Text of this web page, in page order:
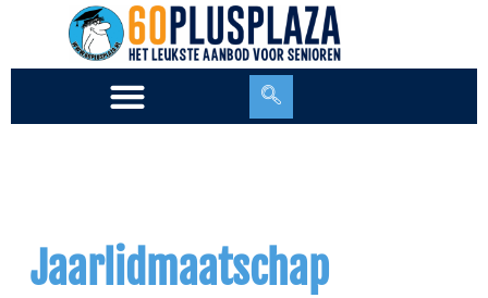
de
Jaarlidmaatschap